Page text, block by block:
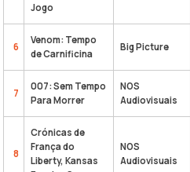
Jogo
6
Venom: Tempo
de Carnificina
Big Picture
7
007: Sem Tempo
Para Morrer
NOS
Audiovisuais
8
Crónicas de
França do
Liberty, Kansas
NOS
Audiovisuais